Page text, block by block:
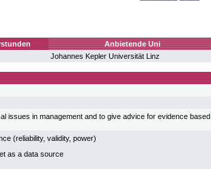
Anbietende Uni
Johannes Kepler Universität Linz
issues in management and to give advice for evidence based
(reliability, validity, power)
as a data source